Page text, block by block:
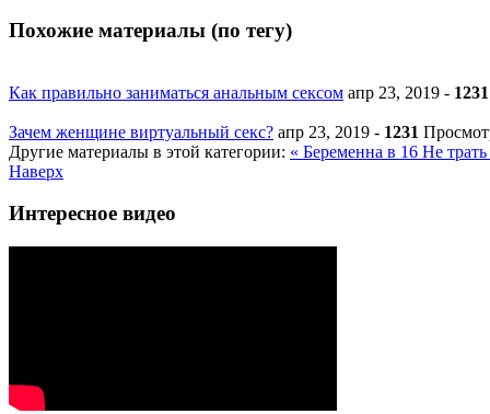
Похожие материалы (по тегу)
Как правильно заниматься анальным сексом апр 23, 2019 - 1231
Зачем женщине виртуальный секс? апр 23, 2019 - 1231
Другие материалы в этой категории: « Беременна в 16 Не
Наверх
Интересное видео